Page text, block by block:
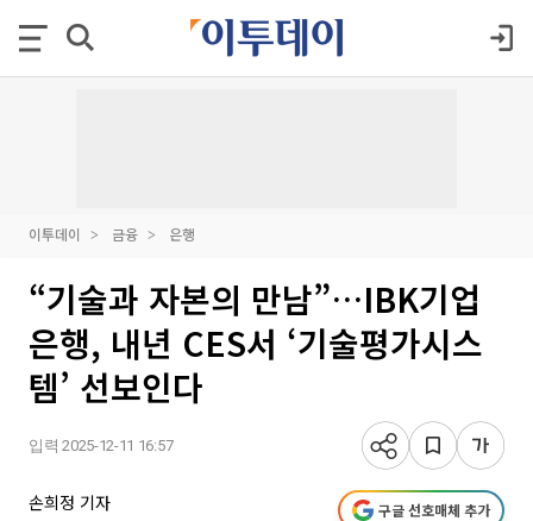
이투데이 금융 은행
“기술과 자본의 만남”…IBK기업
은행, 내년 CES서 ‘기술평가시스
템’ 선보인다
입력 2025-12-11 16:57
손희정 기자 구글 선호매체 추가